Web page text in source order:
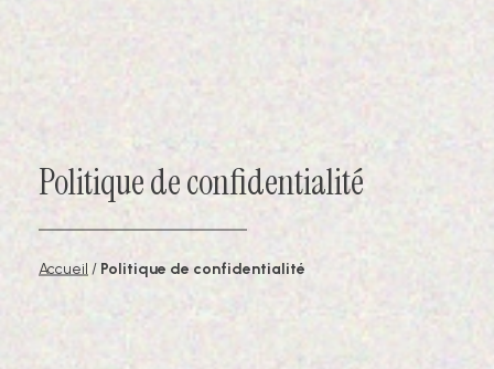
Politique de confidentialité
Accueil / Politique de confidentialité